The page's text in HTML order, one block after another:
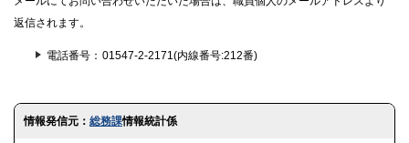
返信されます。
電話番号 01547-2-2171(内線番号:212番)
ト
情報発信元： 総務課情報統計係